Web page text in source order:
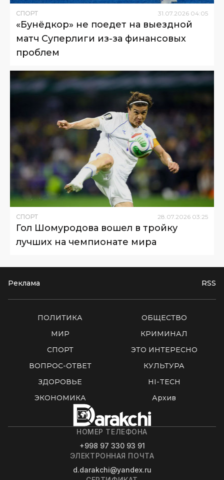
СПОРТ 31.07.2026 04:05
«Бунёдкор» не поедет на выездной
матч Суперлиги из-за финансовых
проблем
СПОРТ 28.07.2026 03:25
Гол Шомуродова вошел в тройку
лучших на чемпионате мира
Реклама RSS
ПОЛИТИКА
ОБЩЕСТВО
МИР
КРИМИНАЛ
СПОРТ
ЭТО ИНТЕРЕСНО
ВОПРОС-ОТВЕТ
КУЛЬТУРА
ЗДОРОВЬЕ
HI-TECH
ЭКОНОМИКА
Архив
НОМЕР ТЕЛЕФОНА
+998 97 330 93 91
ЭЛЕКТРОННАЯ ПОЧТА
d.darakchi@yandex.ru